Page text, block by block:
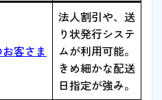
客さま
法人割引や、送
り状発行システ
ムが利用可能。
きめ細かな配送
日指定が強み。